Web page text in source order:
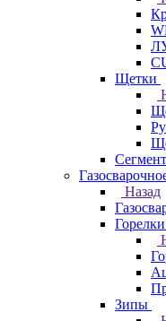
Щетки
Назад
Зипы